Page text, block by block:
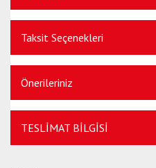
Taksit Seçenekleri
Önerileriniz
TESLİMAT BİLGİSİ